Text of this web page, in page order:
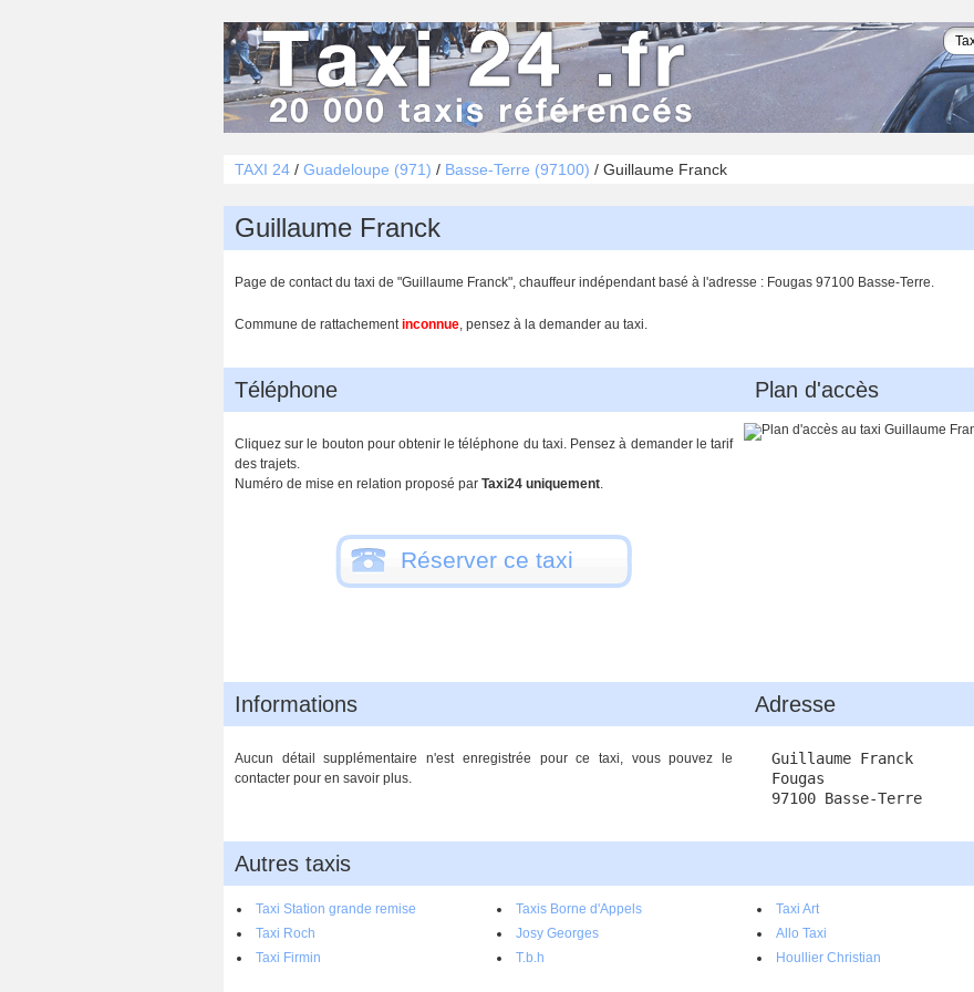
TAXI 24 / Guadeloupe (971) / Basse-Terre (97100) / Guillaume Franck
Guillaume Franck
Page de contact du taxi de "Guillaume Franck", chauffeur indépendant basé à l'adresse : Fougas 97100 Basse-Terre.
Commune de rattachementinconnue, pensez à la demander au taxi.
Téléphone
Cliquez sur le bouton pour obtenir le téléphone du taxi. Pensez à demander le tarif
des trajets.
Numéro de mise en relation proposé par Taxi24 uniquement.
Réserver ce taxi
Plan d'accès
Informations
Aucun détail supplémentaire n'est enregistrée pour ce taxi, vous pouvez le
contacter pour en savoir plus.
Adresse
Guillaume Franck
Fougas
97100 Basse-Terre
Autres taxis
Taxi Station grande remise Taxis Borne d'Appels Taxi Art
Taxi Roch
Josy Georges Allo Taxi
Taxi Firmin
T.b.h Houllier Christian